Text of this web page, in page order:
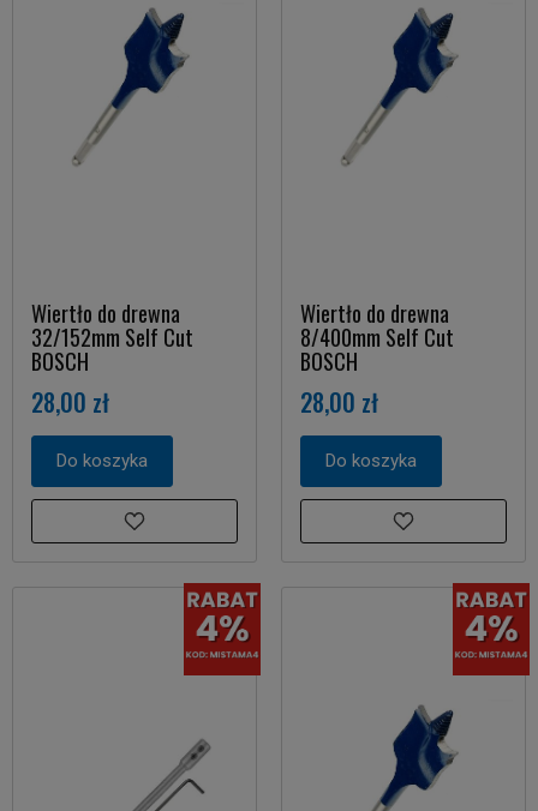
Wiertło do drewna
32/152mm Self Cut
BOSCH
28,00 zł
Do koszyka
Wiertło do drewna
8/400mm Self Cut
BOSCH
28,00 zł
Do koszyka